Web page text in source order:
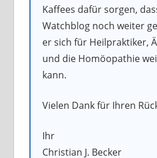
Kaffees dafür sorgen,
Watchblog noch weiter
er sich für Heilpraktiker,
und die Homöopathie
kann.
Vielen Dank für Ihren
Ihr
Christian J. Becker